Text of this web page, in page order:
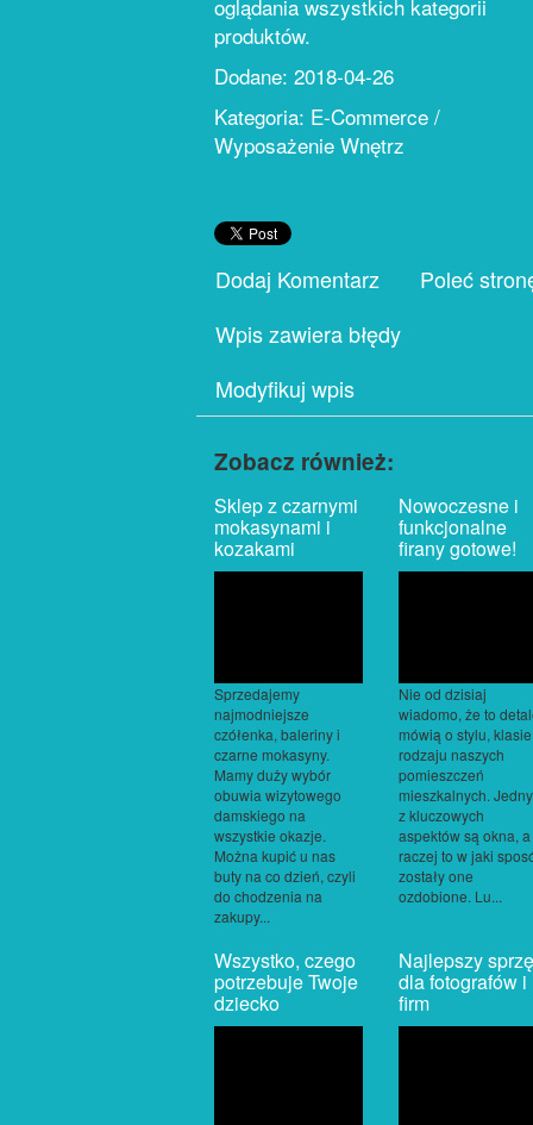
oglądania wszystkich kategorii
produktów.
Dodane: 2018-04-26
Kategoria: E-Commerce /
Wyposażenie Wnętrz
Dodaj Komentarz
Poleć
Wpis zawiera błędy
Modyfikuj wpis
Zobacz również:
Sklep z czarnymi
mokasynami i
kozakami
Sprzedajemy
najmodniejsze
czółenka, baleriny i
czarne mokasyny.
Mamy duży wybór
obuwia wizytowego
damskiego na
wszystkie okazje.
Można kupić u nas
buty na co dzień, czyli
do chodzenia na
zakupy...
Nowoczesne i
funkcjonalne
firany gotowe!
Nie od dzisiaj
wiadomo, że to
mówią o stylu,
rodzaju naszych
pomieszczeń
mieszkalnych.
z kluczowych
aspektów są okna, a
raczej to w jaki
zostały one
ozdobione. Lu...
Wszystko, czego
potrzebuje Twoje
dziecko
Najlepszy
dla fotografów i
firm